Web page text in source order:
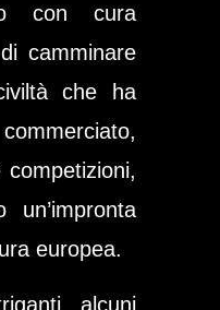
con cura
camminare
che ha
europea.
alcuni